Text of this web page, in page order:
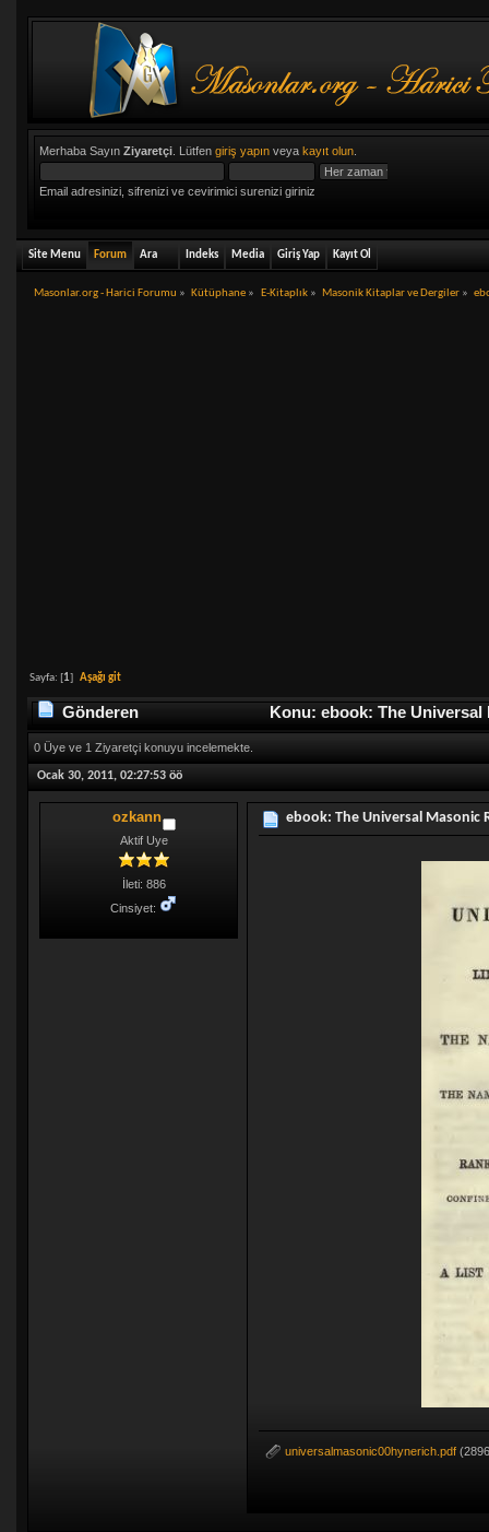
Merhaba Sayın Ziyaretçi. Lütfen giriş yapınveya kayıt olun.
Email adresinizi, sifrenizi ve cevirimici surenizi giriniz
Site Menu Forum Ara Indeks Media Giriş Yap Kayıt Ol
Masonlar.org - Harici Forumu » Kütüphane » E-Kitaplık» Masonik Kitaplar ve Dergiler»
Sayfa: [1] Aşağı git
Gönderen Konu: ebook: The Universal
0 Üye ve 1 Ziyaretçi konuyu incelemekte.
Ocak 30, 2011, 02:27:53 öö
ozkann
Aktif Uye
İleti: 886
Cinsiyet:
ebook: The Universal Masonic
universalmasonic00hynerich.pdf